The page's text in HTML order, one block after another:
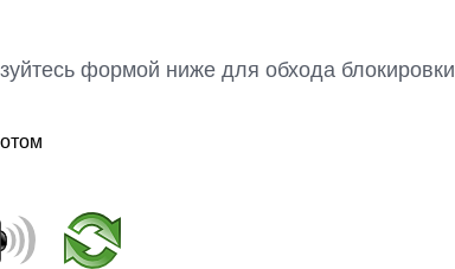
формой ниже для обхода блокировки